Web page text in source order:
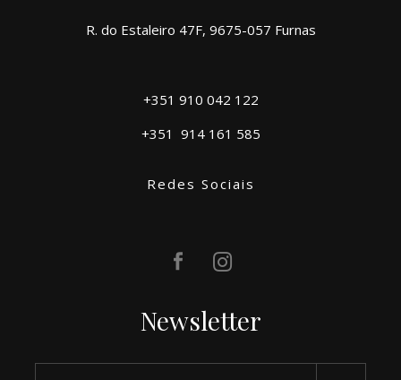
R. do Estaleiro 47F, 9675-057 Furnas
+351 910 042 122
+351 914 161 585
Redes Sociais
Newsletter